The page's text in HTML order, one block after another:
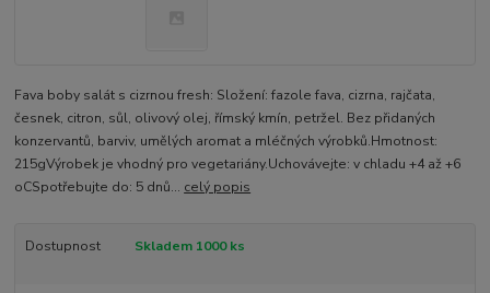
Fava boby salát s cizrnou fresh: Složení: fazole fava, cizrna, rajčata,
česnek, citron, sůl, olivový olej, římský kmín, petržel. Bez přidaných
konzervantů, barviv, umělých aromat a mléčných výrobků.Hmotnost:
215gVýrobek je vhodný pro vegetariány.Uchovávejte: v chladu +4 až +6
oCSpotřebujte do: 5 dnů... celý popis
Dostupnost Skladem 1000 ks